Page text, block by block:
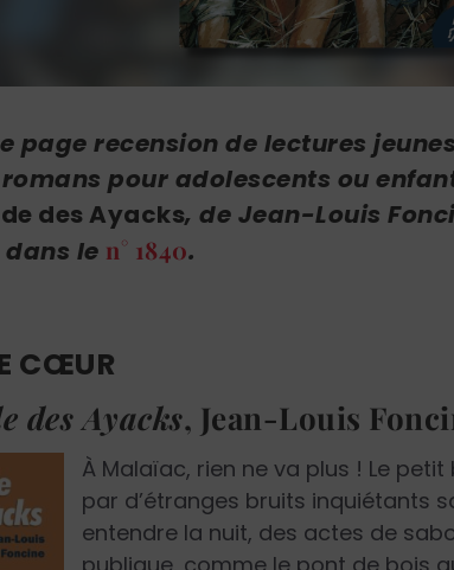
page recension de lectures
pour adolescents ou
des Ayacks, de Jean-Louis
le n° 1840.
CŒUR
des Ayacks, Jean-Louis
À Malaïac, rien ne va plus ! Le
par d’étranges bruits inquiétants
entendre la nuit, des actes de